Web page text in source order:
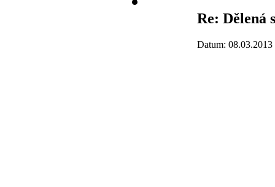
Re: Dělená
Datum: 08.03.2013